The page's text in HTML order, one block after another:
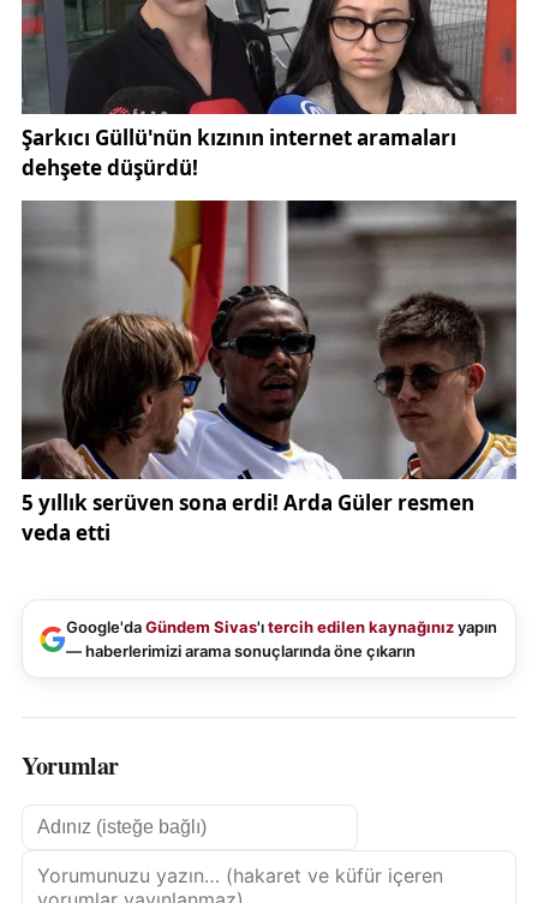
Kaynak: SonDakika
Google'daGündem Sivas'ıtercih edilen kaynağınızyapın
— haberlerimizi arama sonuçlarında öne çıkarın
Yorumlar